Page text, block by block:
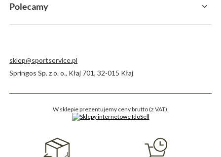
Polecamy
sklep@sportservice.pl
Springos Sp. z o. o., Kłaj 701,32-015 Kłaj
W sklepie prezentujemy ceny brutto (z VAT).